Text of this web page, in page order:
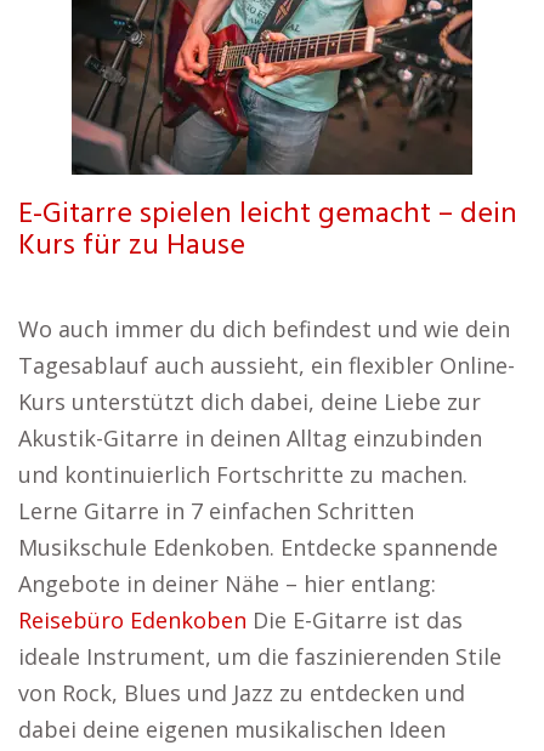
E-Gitarre spielen leicht gemacht – dein
Kurs für zu Hause
Wo auch immer du dich befindest und wie dein
Tagesablauf auch aussieht, ein flexibler Online-
Kurs unterstützt dich dabei, deine Liebe zur
Akustik-Gitarre in deinen Alltag einzubinden
und kontinuierlich Fortschritte zu machen.
Lerne Gitarre in 7 einfachen Schritten
Musikschule Edenkoben. Entdecke spannende
Angebote in deiner Nähe – hier entlang:
Reisebüro Edenkoben Die E-Gitarre ist das
ideale Instrument, um die faszinierenden Stile
von Rock, Blues und Jazz zu entdecken und
dabei deine eigenen musikalischen Ideen